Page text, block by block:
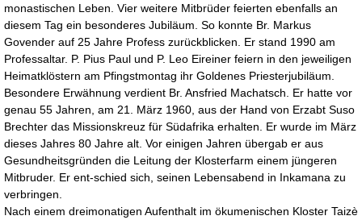
monastischen Leben. Vier weitere Mitbrüder feierten ebenfalls an
diesem Tag ein besonderes Jubiläum. So konnte Br. Markus
Govender auf 25 Jahre Profess zurückblicken. Er stand 1990 am
Professaltar. P. Pius Paul und P. Leo Eireiner feiern in den jeweiligen
Heimatklöstern am Pfingstmontag ihr Goldenes Priesterjubiläum.
Besondere Erwähnung verdient Br. Ansfried Machatsch. Er hatte vor
genau 55 Jahren, am 21. März 1960, aus der Hand von Erzabt Suso
Brechter das Missionskreuz für Südafrika erhalten. Er wurde im März
dieses Jahres 80 Jahre alt. Vor einigen Jahren übergab er aus
Gesundheitsgründen die Leitung der Klosterfarm einem jüngeren
Mitbruder. Er ent-schied sich, seinen Lebensabend in Inkamana zu
verbringen.
Nach einem dreimonatigen Aufenthalt im ökumenischen Kloster Taizè